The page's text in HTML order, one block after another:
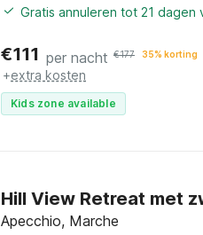
Gratis annuleren tot 21 dagen
€111 per nacht €177 35% korting
+extra kosten
Kids zone available
Hill View Retreat met
Apecchio, Marche